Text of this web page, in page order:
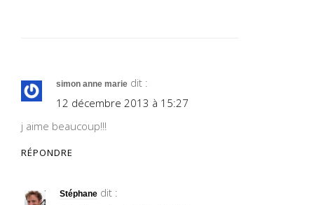
simon anne marie dit :
12 décembre 2013 à 15:27
j aime beaucoup!!!
RÉPONDRE
Stéphane dit :